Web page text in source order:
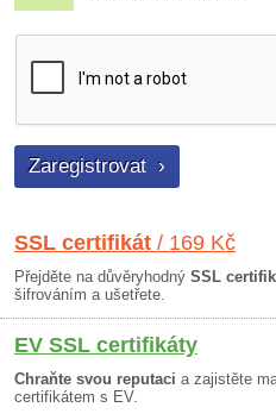
SSL certifikát / 169 Kč
Přejděte na důvěryhodný SSL
šifrováním a ušetřete.
EV SSL certifikáty
Chraňte svou reputaci a zajistěte
certifikátem s EV.